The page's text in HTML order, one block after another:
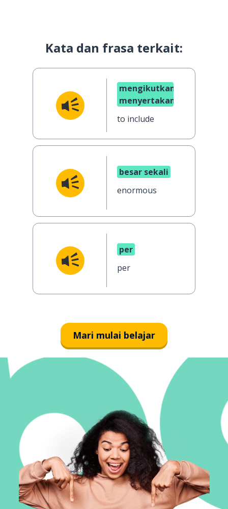
Kata dan frasa terkait:
mengikutkan;
menyertakan
to include
besar sekali
enormous
per
per
Mari mulai belajar